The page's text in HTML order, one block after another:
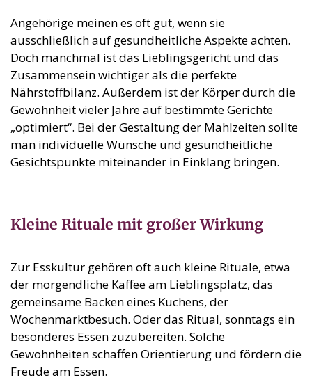
Angehörige meinen es oft gut, wenn sie
ausschließlich auf gesundheitliche Aspekte achten.
Doch manchmal ist das Lieblingsgericht und das
Zusammensein wichtiger als die perfekte
Nährstoffbilanz. Außerdem ist der Körper durch die
Gewohnheit vieler Jahre auf bestimmte Gerichte
„optimiert“. Bei der Gestaltung der Mahlzeiten sollte
man individuelle Wünsche und gesundheitliche
Gesichtspunkte miteinander in Einklang bringen.
Kleine Rituale mit großer Wirkung
Zur Esskultur gehören oft auch kleine Rituale, etwa
der morgendliche Kaffee am Lieblingsplatz, das
gemeinsame Backen eines Kuchens, der
Wochenmarktbesuch. Oder das Ritual, sonntags ein
besonderes Essen zuzubereiten. Solche
Gewohnheiten schaffen Orientierung und fördern die
Freude am Essen.